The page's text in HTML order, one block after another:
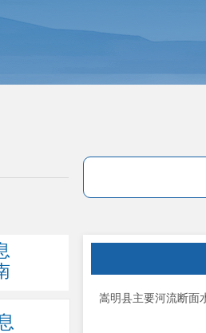
嵩明县主要河流断面